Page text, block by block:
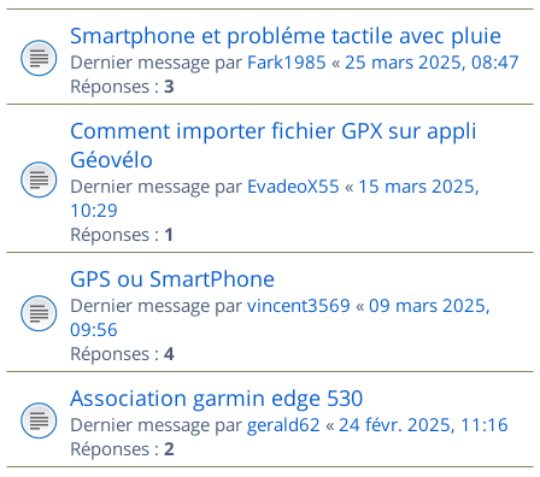
Smartphone et probléme tactile avec pluie
Dernier message par Fark1985 « 25 mars 2025, 08:47
Réponses : 3
Comment importer fichier GPX sur appli
Géovélo
Dernier message par EvadeoX55 « 15 mars 2025,
10:29
Réponses : 1
GPS ou SmartPhone
Dernier message par vincent3569 « 09 mars 2025,
09:56
Réponses : 4
Association garmin edge 530
Dernier message par gerald62 « 24 févr. 2025, 11:16
Réponses : 2